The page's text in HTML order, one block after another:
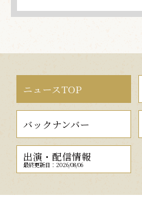
ニュースTOP
バックナンバー
出演・配信情報
最終更新日：2026/08/06